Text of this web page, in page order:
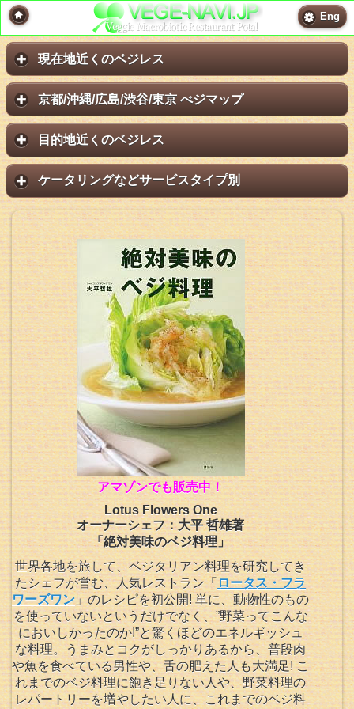
Eng
現在地近くのベジレス
京都/沖縄/広島/渋谷/東京 べジマップ
目的地近くのベジレス
ケータリングなどサービスタイプ別
アマゾンでも販売中！
Lotus Flowers One
オーナーシェフ：大平 哲雄著
「絶対美味のベジ料理」
世界各地を旅して、ベジタリアン料理を研究してき
たシェフが営む、人気レストラン「ロータス・フラ
ワーズワン」のレシピを初公開! 単に、動物性のもの
を使っていないというだけでなく、”野菜ってこんな
においしかったのか!”と驚くほどのエネルギッシュ
な料理。うまみとコクがしっかりあるから、普段肉
や魚を食べている男性や、舌の肥えた人も大満足! こ
れまでのベジ料理に飽き足りない人や、野菜料理の
レパートリーを増やしたい人に、これまでのベジ料